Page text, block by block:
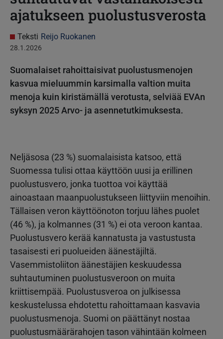
ajatukseen puolustusverosta
Teksti Reijo Ruokanen
28.1.2026
Suomalaiset rahoittaisivat puolustusmenojen
kasvua mieluummin karsimalla valtion muita
menoja kuin kiristämällä verotusta, selviää EVAn
syksyn 2025 Arvo- ja asennetutkimuksesta.
Neljäsosa (23 %) suomalaisista katsoo, että
Suomessa tulisi ottaa käyttöön uusi ja erillinen
puolustusvero, jonka tuottoa voi käyttää
ainoastaan maanpuolustukseen liittyviin menoihin.
Tällaisen veron käyttöönoton torjuu lähes puolet
(46 %), ja kolmannes (31 %) ei ota veroon kantaa.
Puolustusvero kerää kannatusta ja vastustusta
tasaisesti eri puolueiden äänestäjiltä.
Vasemmistoliiton äänestäjien keskuudessa
suhtautuminen puolustusveroon on muita
kriittisempää. Puolustusveroa on julkisessa
keskustelussa ehdotettu rahoittamaan kasvavia
puolustusmenoja. Suomi on päättänyt nostaa
puolustusmäärärahojen tason vähintään kolmeen